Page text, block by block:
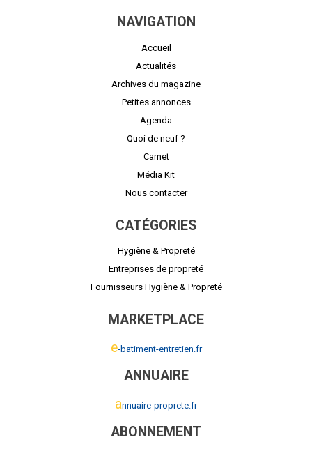
NAVIGATION
Accueil
Actualités
Archives du magazine
Petites annonces
Agenda
Quoi de neuf ?
Carnet
Média Kit
Nous contacter
CATÉGORIES
Hygiène & Propreté
Entreprises de propreté
Fournisseurs Hygiène & Propreté
MARKETPLACE
e-batiment-entretien.fr
ANNUAIRE
annuaire-proprete.fr
ABONNEMENT